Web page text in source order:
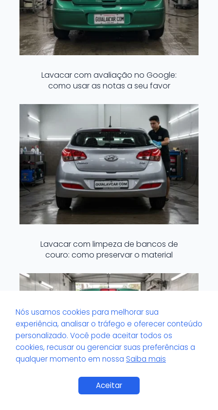
Lavacar com avaliação no Google:
como usar as notas a seu favor
Lavacar com limpeza de bancos de
couro: como preservar o material
Nós usamos cookies para melhorar sua
experiência, analisar o tráfego e oferecer conteúdo
personalizado. Você pode aceitar todos os
cookies, recusar ou gerenciar suas preferências a
qualquer momento em nossa Saiba mais
Aceitar